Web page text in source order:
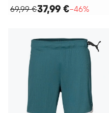
69,99 €37,99 €−46%